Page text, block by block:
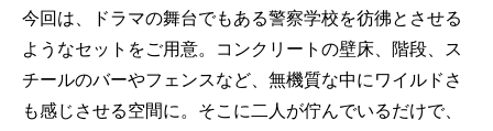
今回は、ドラマの舞台でもある警察学校を彷彿とさせる
ようなセットをご用意。コンクリートの壁床、階段、ス
チールのバーやフェンスなど、無機質な中にワイルドさ
も感じさせる空間に。そこに二人が佇んでいるだけで、